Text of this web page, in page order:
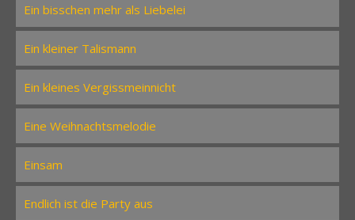
Ein bisschen mehr als Liebelei
Ein kleiner Talismann
Ein kleines Vergissmeinnicht
Eine Weihnachtsmelodie
Einsam
Endlich ist die Party aus